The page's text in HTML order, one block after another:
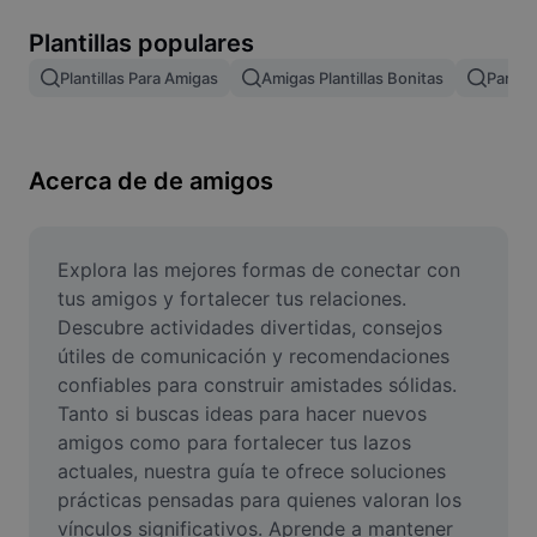
Image merge
Resize Image
Meme Generator
AI Text Remover
AI People Remover
AI Inpainting
Face Cutout
Plantillas populares
Plantillas Para Amigas Amigas Plantillas Bonitas Para
Acerca de de amigos
Explora las mejores formas de conectar con
tus amigos y fortalecer tus relaciones.
Descubre actividades divertidas, consejos
útiles de comunicación y recomendaciones
confiables para construir amistades sólidas.
Tanto si buscas ideas para hacer nuevos
amigos como para fortalecer tus lazos
actuales, nuestra guía te ofrece soluciones
prácticas pensadas para quienes valoran los
vínculos significativos. Aprende a mantener